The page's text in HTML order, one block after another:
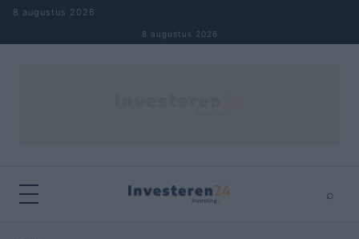
Naar inhoud springen
8 augustus 2026
8 augustus 2026
⌕